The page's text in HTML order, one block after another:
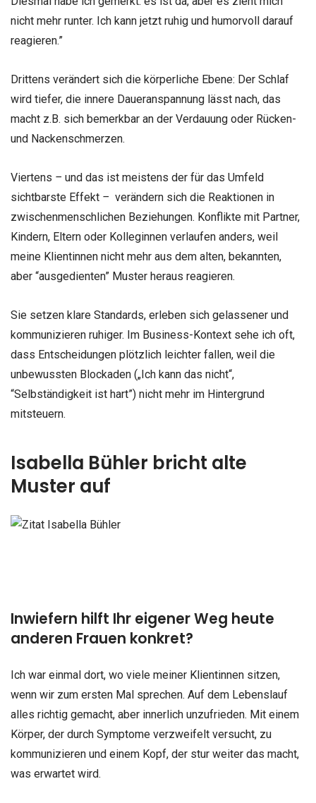
nicht mehr runter. Ich kann jetzt ruhig und humorvoll darauf
reagieren.”
Drittens verändert sich die körperliche Ebene: Der Schlaf
wird tiefer, die innere Daueranspannung lässt nach, das
macht z.B. sich bemerkbar an der Verdauung oder Rücken-
und Nackenschmerzen.
Viertens – und das ist meistens der für das Umfeld
sichtbarste Effekt – verändern sich die Reaktionen in
zwischenmenschlichen Beziehungen. Konflikte mit Partner,
Kindern, Eltern oder Kolleginnen verlaufen anders, weil
meine Klientinnen nicht mehr aus dem alten, bekannten,
aber “ausgedienten” Muster heraus reagieren.
Sie setzen klare Standards, erleben sich gelassener und
kommunizieren ruhiger. Im Business-Kontext sehe ich oft,
dass Entscheidungen plötzlich leichter fallen, weil die
unbewussten Blockaden („Ich kann das nicht“,
“Selbständigkeit ist hart”) nicht mehr im Hintergrund
mitsteuern.
Isabella Bühler bricht alte
Muster auf
Inwiefern hilft Ihr eigener Weg heute
anderen Frauen konkret?
Ich war einmal dort, wo viele meiner Klientinnen sitzen,
wenn wir zum ersten Mal sprechen. Auf dem Lebenslauf
alles richtig gemacht, aber innerlich unzufrieden. Mit einem
Körper, der durch Symptome verzweifelt versucht, zu
kommunizieren und einem Kopf, der stur weiter das macht,
was erwartet wird.